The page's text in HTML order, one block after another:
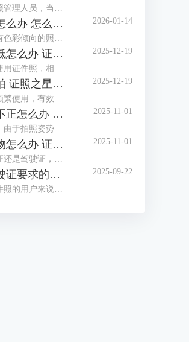
作为公司或学校证件照管理人员，当有海量电子证件照需要制作与整理时，还在一张一张地用PS修图吗？证件照需要一张张拍，拍摄好后却不必一张张处理，浪费时间不说，还给自己增加了许多的工作量，使用专业软件批量生成证件照就方便多了。这篇文章就告诉大家符合工作证照片要求的证件照怎么做，证照之星软件如何批量生成工作证照片。
证件照颜色偏色怎么办 怎么用证照之星软件校正照片色彩
对于艺术照片来说，有色彩倾向的照片别具风格，但对于证件照来说，色彩冷暖明显或照片发灰发暗，是无法满足标准证件照要求并投入使用的，需要给照片进行色彩校正。这篇文章就告诉大家证件照颜色偏色怎么办，怎么用证照之星软件校正照片色彩。
2026-01-14
证件照分辨率太低怎么办 证照之星软件怎么提高照片的分辨率
无论是线上还是线下使用证件照，相应的系统和平台对证件照的清晰度都有要求，分辨率低、照片模糊，这些都会影响证件照的审核通过率，若不想重拍，可借助专业软件提升分辨率。这篇文章就告诉大家证件照分辨率太低怎么办，证照之星软件怎么提高照片的分辨率。
2025-12-19
身份证照片怎么拍 证照之星软件如何制作身份证照片
由于身份证照片需要频繁使用，有效期也较长，大家都想拍摄一张好看的身份证照，但办证处拍摄的身份证照却总不尽如人意，那么怎么拍摄让自己满意的身份证照呢？这篇文章就告诉大家身份证照片怎么拍，证照之星软件如何制作身份证照片。
2025-12-19
证件照头部位置不正怎么办 证照之星怎么校正照片头部位置
大家在拍摄证件照时，由于拍照姿势调整不到位，总是有轻微的歪头和斜肩现象，影响证件照美观，后期处理也比较困难。那么当证件照头部位置不正时，该怎么正确调整呢？这篇文章就告诉大家证件照头部位置不正怎么办，证照之星怎么校正照片头部位置。
2025-11-01
证件照背景有杂物怎么办 证照之星软件如何智能去除背景杂物
无论是身份证、学生证还是驾驶证，都需要一张符合证件场景使用要求的证件照，制作标准证件照，离不开干净清晰的背景，当在家拍的证件照背景有太多杂物，达不到要求时，需要借助软件进行修改。这篇文章就告诉大家证件照背景有杂物怎么办，证照之星软件如何智能去除背景杂物。
2025-11-01
怎么制作符合驾驶证要求的照片 证照之星软件如何自动裁剪照片至驾驶证尺寸
对于想要自己制作证件照的用户来说，难点不在于技术，而在于拥有合适的工具，有了好的证件照拍摄工具与专业又简便的证件照制作软件，小白也能轻松制作证件照。这篇文章就告诉大家怎么制作符合驾驶证要求的照片，证照之星软件如何自动裁剪照片至驾驶证尺寸。
2025-09-22